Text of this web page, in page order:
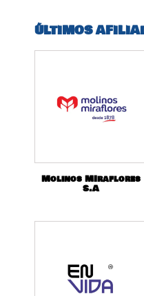
ÚLTIMOS
Molinos MIraflores
S.A